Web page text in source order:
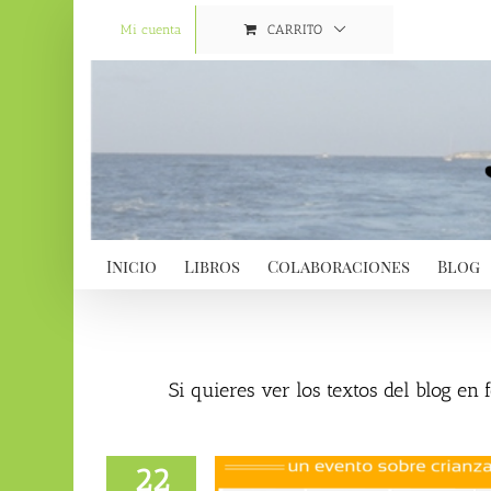
Mi cuenta CARRITO
Inicio Libros Colaboraciones Blog
Si quieres ver los textos del blog en
22